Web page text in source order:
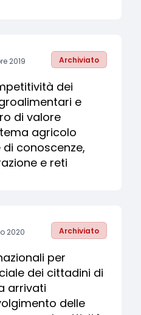
2019 Archiviato
dei
e
di valore
agricolo
conoscenze,
e reti
2020 Archiviato
per
dei cittadini di
arrivati
delle